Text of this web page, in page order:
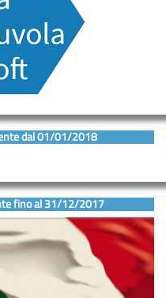
dal 01/01/2018
fino al 31/12/2017